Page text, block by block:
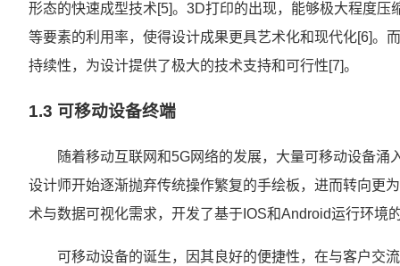
形态的快速成型技术[5]。3D打印的出现，能够极大程度
等要素的利用率，使得设计成果更具艺术化和现代化[6]。
持续性，为设计提供了极大的技术支持和可行性[7]。
1.3 可移动设备终端
随着移动互联网和5G网络的发展，大量可移动设备
设计师开始逐渐抛弃传统操作繁复的手绘板，进而转向更
术与数据可视化需求，开发了基于IOS和Android运行环境
可移动设备的诞生，因其良好的便捷性，在与客户交